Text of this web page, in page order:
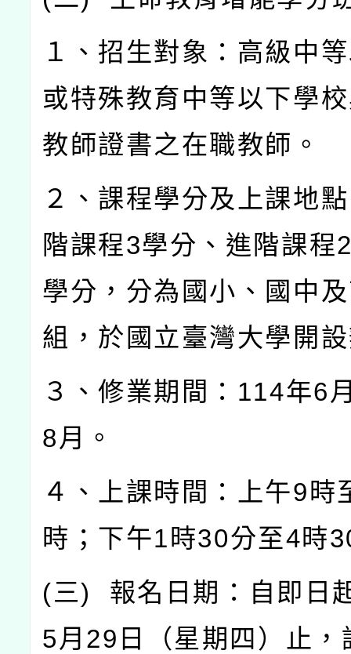
１、招生對象：高級中
或特殊教育中等以下學
教師證書之在職教師。
２、課程學分及上課地
階課程3學分、進階課程
學分，分為國小、國中
組，於國立臺灣大學開
３、修業期間： 114年6
8月。
４、上課時間：上午9 時
時；下午1 時30分至4時
(三) 報名日期：自即日
5月 29 日（星期四）止